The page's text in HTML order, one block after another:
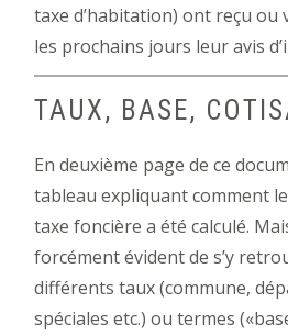
taxe d’habitation) ont reçu ou
les prochains jours leur avis
TAUX, BASE,
En deuxième page de ce
tableau expliquant comment
taxe foncière a été calculé.
forcément évident de s’y
différents taux (commune,
spéciales etc.) ou termes